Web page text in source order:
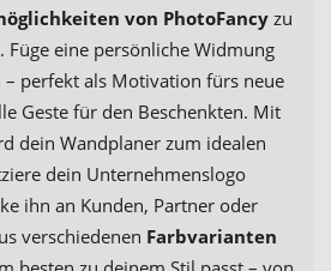
von PhotoFancy zu
Füge eine persönliche Widmung
perfekt als Motivation fürs neue
Geste für den Beschenkten. Mit
dein Wandplaner zum idealen
dein Unternehmenslogo
ihn an Kunden, Partner oder
verschiedenen Farbvarianten